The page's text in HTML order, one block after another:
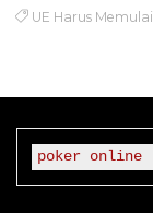
UE Harus
poker online